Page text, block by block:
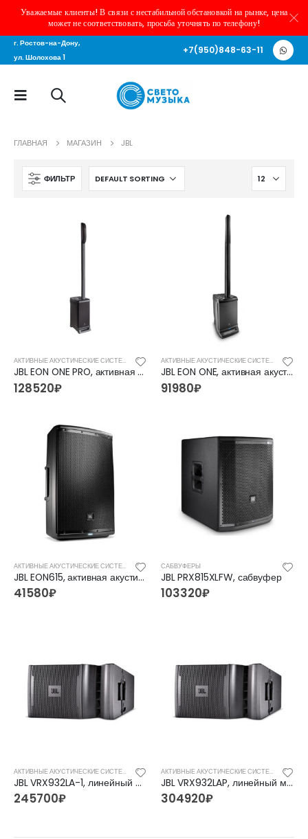
Уважаемые клиенты! В связи с нестабильной обстановкой на рынке, цена
может не соответствовать, просьба уточнять по телефону!
г. Ростов-на-Дону,
ул. Шолохова 1
+7(950)848-63-11
ГЛАВНАЯ МАГАЗИН JBL
ФИЛЬТР
АКТИВНЫЕ АКУСТИЧЕСКИЕ СИСТЕМЫ
JBL EON ONE PRO, активная акустическая система
128520₽
АКТИВНЫЕ АКУСТИЧЕСКИЕ СИСТЕМЫ
JBL EON ONE, активная акустическая система
91980₽
АКТИВНЫЕ АКУСТИЧЕСКИЕ СИСТЕМЫ
JBL EON615, активная акустическая система
41580₽
САБВУФЕРЫ
JBL PRX815XLFW, сабвуфер
103320₽
АКТИВНЫЕ АКУСТИЧЕСКИЕ СИСТЕМЫ
JBL VRX932LA-1, линейный массив
245700₽
АКТИВНЫЕ АКУСТИЧЕСКИЕ СИСТЕМЫ
JBL VRX932LAP, линейный массив
304920₽
FFG-1040SB Акустическая гитара, санберст, с вырезом, Foix
5400₽ 4500₽
6300 ₽ 5400₽
5400₽ 4500₽
C901T-BS Акустическая гитара, с вырезом, санберст, Caraya
6300 ₽ 5400₽